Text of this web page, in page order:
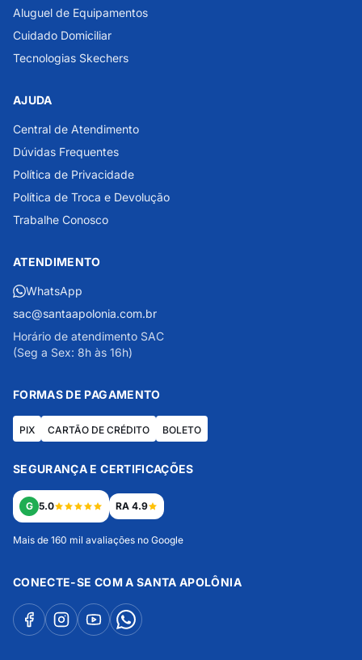
Aluguel de Equipamentos
Cuidado Domiciliar
Tecnologias Skechers
AJUDA
Central de Atendimento
Dúvidas Frequentes
Política de Privacidade
Política de Troca e Devolução
Trabalhe Conosco
ATENDIMENTO
WhatsApp
sac@santaapolonia.com.br
Horário de atendimento SAC
(Seg a Sex: 8h às 16h)
FORMAS DE PAGAMENTO
PIX CARTÃO DE CRÉDITO BOLETO
SEGURANÇA E CERTIFICAÇÕES
G 5.0 RA 4.9
Mais de 160 mil avaliações no Google
CONECTE-SE COM A SANTA APOLÔNIA